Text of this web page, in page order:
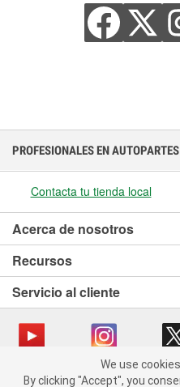
We use cookies on our
PROFESIONALES EN AUTOPARTES
Contacta tu tienda local
Acerca de nosotros
Recursos
Servicio al cliente
Copyright © 2008-2026 O’Reilly
We use
By clicking "Accept", you